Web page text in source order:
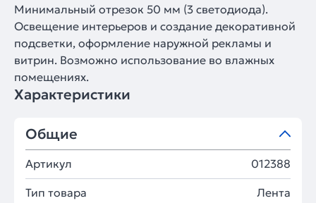
Минимальный отрезок 50 мм (3 светодиода).
Освещение интерьеров и создание декоративной
подсветки, оформление наружной рекламы и
витрин. Возможно использование во влажных
помещениях.
Характеристики
Общие
Артикул 012388
Тип товара Лента